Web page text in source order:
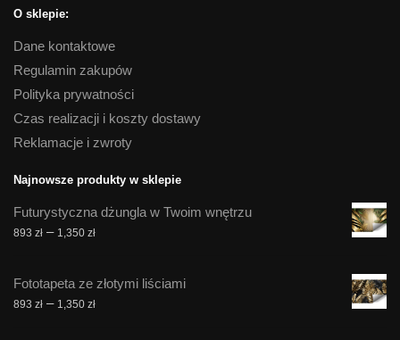
O sklepie:
Dane kontaktowe
Regulamin zakupów
Polityka prywatności
Czas realizacji i koszty dostawy
Reklamacje i zwroty
Najnowsze produkty w sklepie
Futurystyczna dżungla w Twoim wnętrzu
893 zł – 1,350 złZakres
893 zł
do
Fototapeta ze złotymi liściami
893 zł – 1,350 złZakres